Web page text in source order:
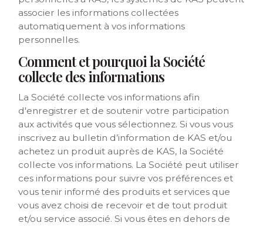
associer les informations collectées
automatiquement à vos informations
personnelles.
Comment et pourquoi la Société
collecte des informations
La Société collecte vos informations afin
d'enregistrer et de soutenir votre participation
aux activités que vous sélectionnez. Si vous vous
inscrivez au bulletin d’information de KAS et/ou
achetez un produit auprès de KAS, la Société
collecte vos informations. La Société peut utiliser
ces informations pour suivre vos préférences et
vous tenir informé des produits et services que
vous avez choisi de recevoir et de tout produit
et/ou service associé. Si vous êtes en dehors de